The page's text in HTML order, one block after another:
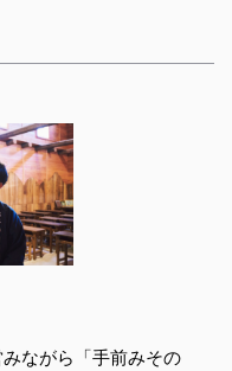
ながら「手前みその